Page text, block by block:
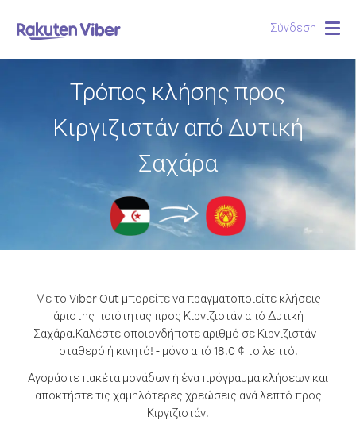
Σύνδεση
Τρόπος κλήσης προς
Κιργιζιστάν από Δυτική
Σαχάρα
Με το Viber Out μπορείτε να πραγματοποιείτε κλήσεις
άριστης ποιότητας προς Κιργιζιστάν από Δυτική
Σαχάρα.Καλέστε οποιονδήποτε αριθμό σε Κιργιζιστάν -
σταθερό ή κινητό! - μόνο από 18.0 ¢ το λεπτό.
Αγοράστε πακέτα μονάδων ή ένα πρόγραμμα κλήσεων και
αποκτήστε τις χαμηλότερες χρεώσεις ανά λεπτό προς
Κιργιζιστάν.